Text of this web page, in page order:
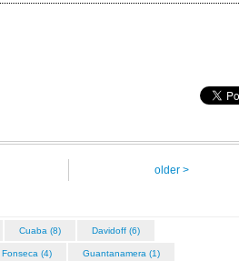
older >
Cuaba (8) Davidoff (6)
Fonseca (4) Guantanamera (1)